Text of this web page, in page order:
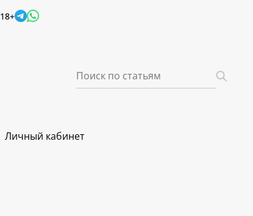
18+
Личный кабинет